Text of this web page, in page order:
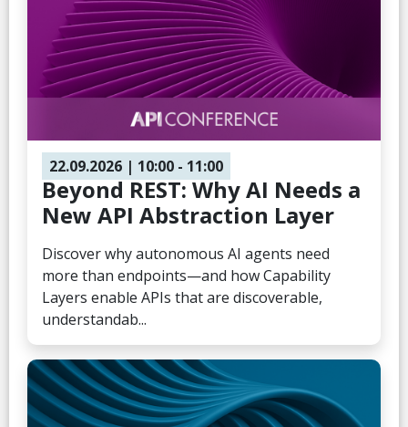
22.09.2026 | 10:00 - 11:00
Beyond REST: Why AI Needs a
New API Abstraction Layer
Discover why autonomous AI agents need
more than endpoints—and how Capability
Layers enable APIs that are discoverable,
understandab...